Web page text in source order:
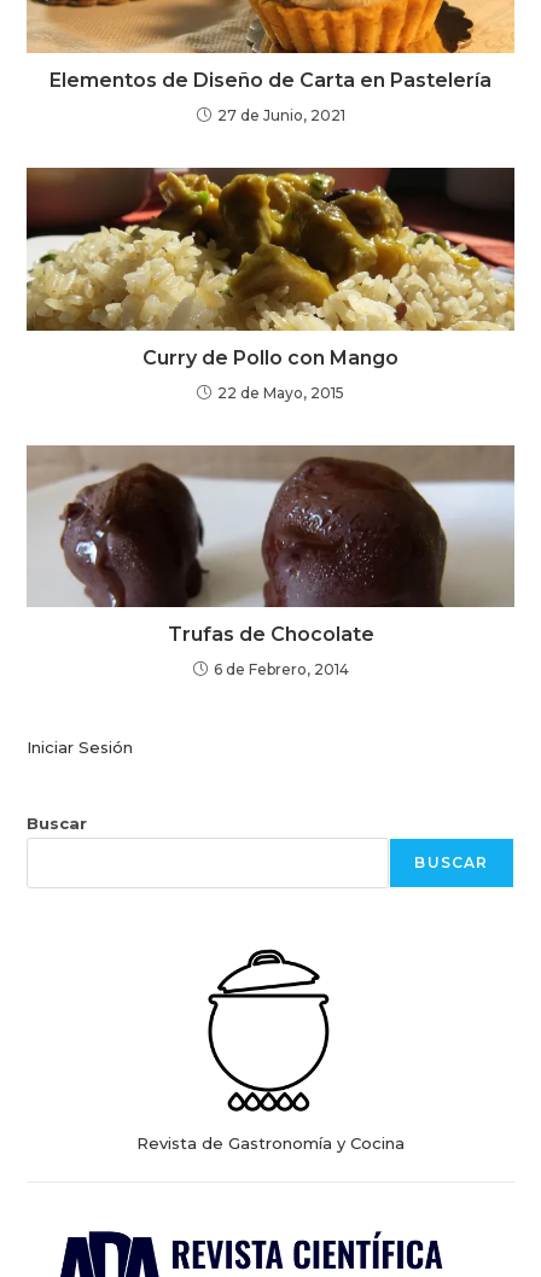
Elementos de Diseño de Carta en Pastelería
27 de Junio, 2021
Curry de Pollo con Mango
22 de Mayo, 2015
Trufas de Chocolate
6 de Febrero, 2014
Iniciar Sesión
Buscar
BUSCAR
Revista de Gastronomía y Cocina